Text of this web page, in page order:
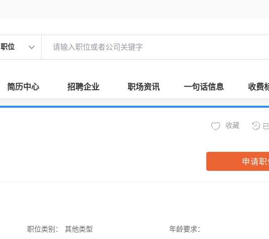
职位
简历中心 招聘企业 职场资讯 一句话信息 收费
收藏
申请职
职位类别：
其他类型
年龄要求：